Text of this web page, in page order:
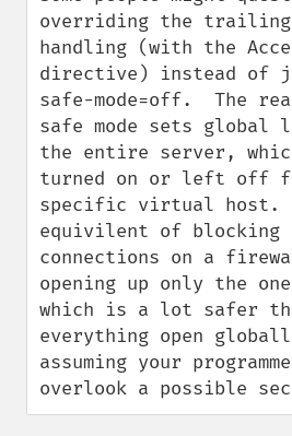
overriding the trailing
handling (with the
directive) instead of
safe-mode=off.  The
safe mode sets global
the entire server,
turned on or left off
specific virtual host.
equivilent of
connections on a
opening up only the
which is a lot safer
everything open
assuming your
overlook a possible